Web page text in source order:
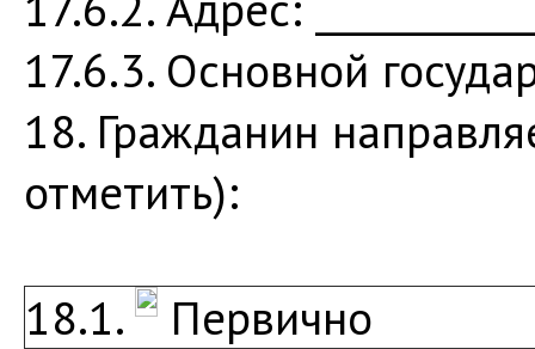
17.6.3. Основной
18. Гражданин
отметить):
18.1. Первично